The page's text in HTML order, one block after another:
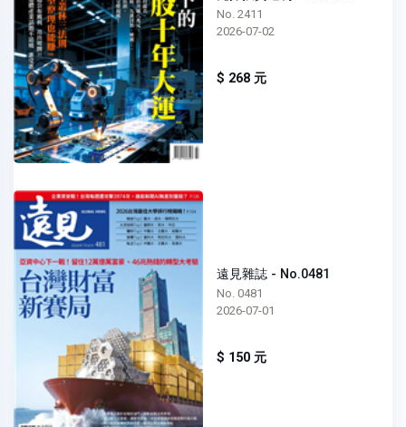
No. 2411
2026-07-02
$ 268 元
遠見雜誌 - No.0481
No. 0481
2026-07-01
$ 150 元